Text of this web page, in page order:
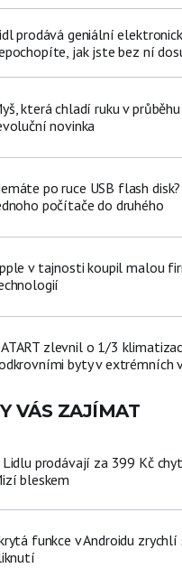
prodává geniální
jak jste bez ní
která chladí ruku v
novinka
po ruce USB flash
počítače do druhého
v tajnosti koupil malou
zlevnil o 1/3
byty v extrémních
VÁS ZAJÍMAT
Lidlu prodávají za 399 Kč
bleskem
funkce v Androidu